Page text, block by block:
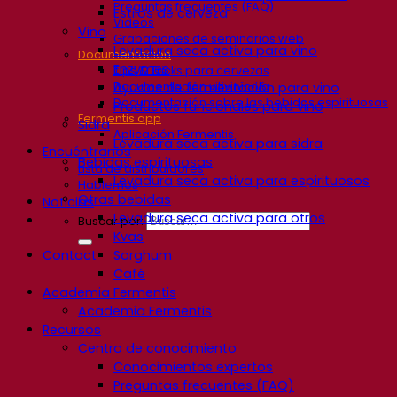
Preguntas frecuentes (FAQ)
Videos
Grabaciones de seminarios web
Documentación
Tips & Tricks para cervezas
Documentación vitivinícola
Documentación sobre las bebidas espirituosas
Fermentis app
Aplicación Fermentis
Encuéntranos
Lista de distribuidores
Hablemos
Noticias
Buscar por:
Contact
Estilos de cerveza
Vino
Levadura seca activa para vino
Enzymes
Ayudas de fermentación para vino
Productos funcionales para vino
Sidra
Levadura seca activa para sidra
Bebidas espirituosas
Levadura seca activa para espirituosos
Otras bebidas
Levadura seca activa para otros
Kvas
Sorghum
Café
Academia Fermentis
Academia Fermentis
Recursos
Centro de conocimiento
Conocimientos expertos
Preguntas frecuentes (FAQ)